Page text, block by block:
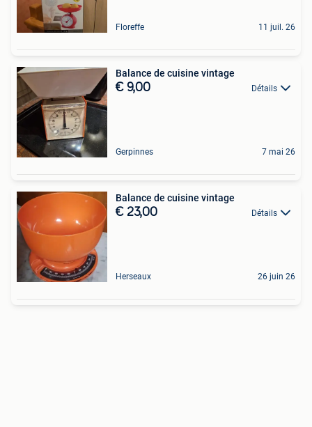
Floreffe 11 juil. 26
Balance de cuisine vintage
€ 9,00 Détails
Gerpinnes 7 mai 26
Balance de cuisine vintage
€ 23,00 Détails
Herseaux 26 juin 26